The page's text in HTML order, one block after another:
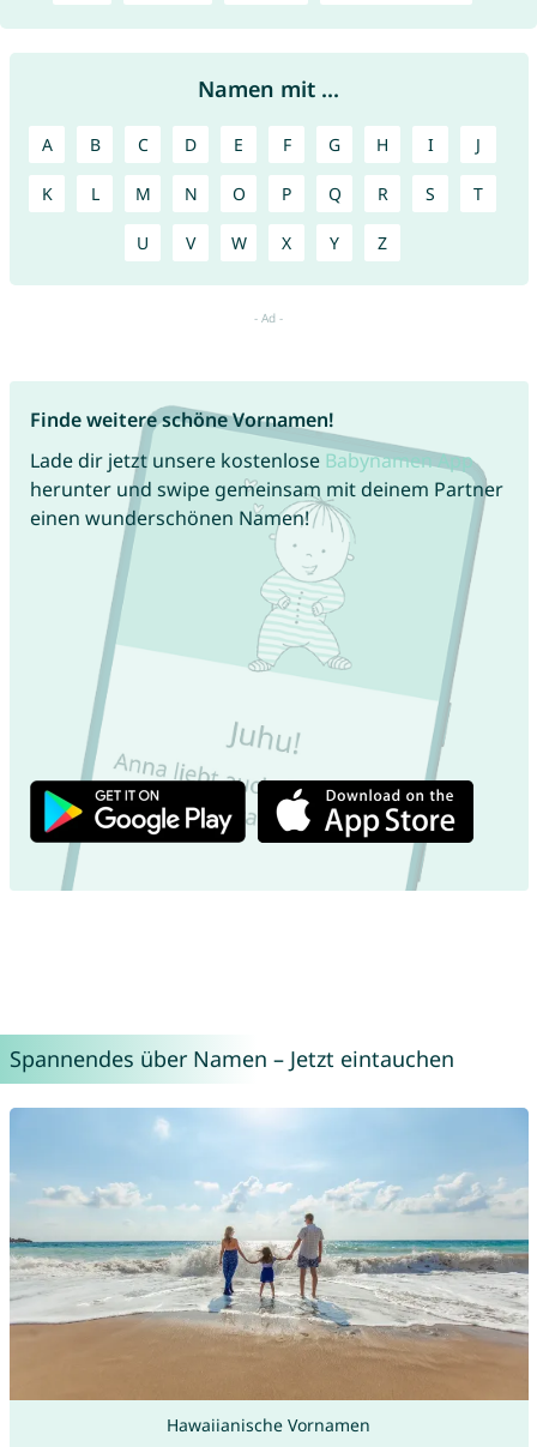
Namen mit ...
A B C D E F G H I J
K L M N O P Q R S T
U V W X Y Z
Finde weitere schöne Vornamen!
Lade dir jetzt unsere kostenlose Babynamen App
herunter und swipe gemeinsam mit deinem Partner
einen wunderschönen Namen!
Spannendes über Namen – Jetzt eintauchen
Hawaiianische Vornamen